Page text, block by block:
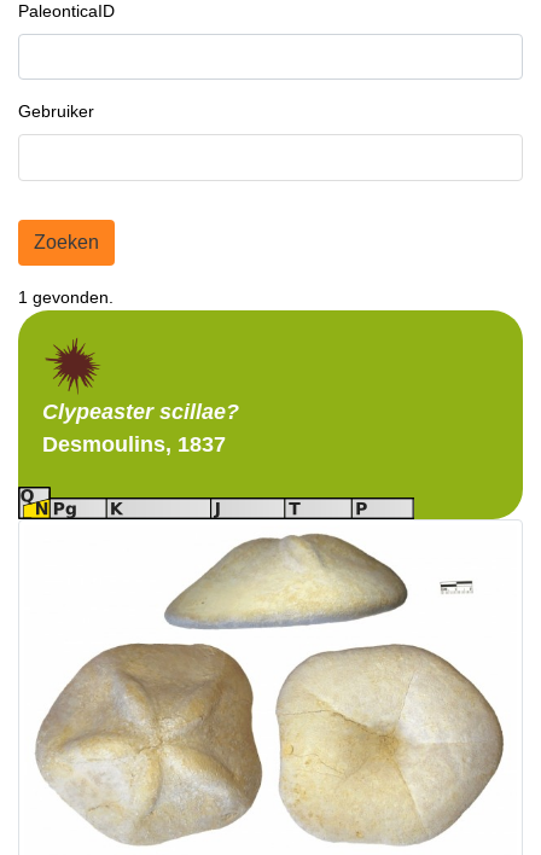
PaleonticaID
Gebruiker
Zoeken
1 gevonden.
Clypeasterscillae?
Desmoulins, 1837